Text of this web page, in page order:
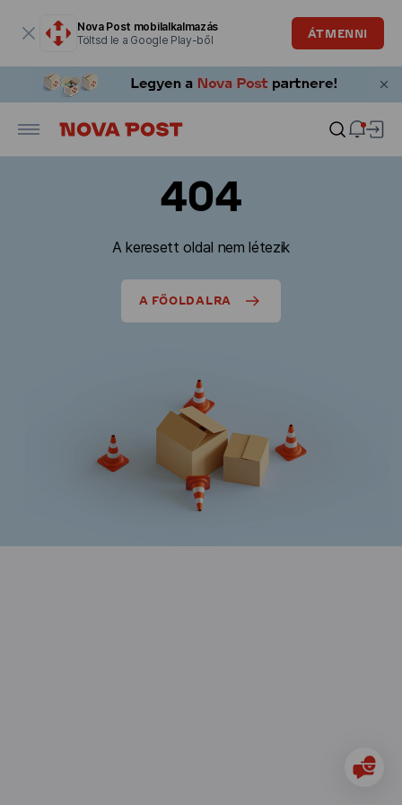
Nova Post mobilalkalmazás
Töltsd le a Google Play-ből
ÁTMENNI
404
A keresett oldal nem létezik
A FŐOLDALRA